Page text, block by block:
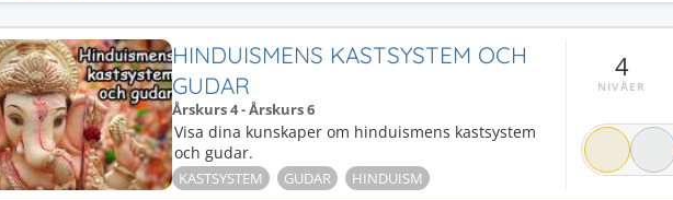
HINDUISMENS KASTSYSTEM OCH
GUDAR
Årskurs 4 - Årskurs 6
Visa dina kunskaper om hinduismens kastsystem
och gudar.
KASTSYSTEM GUDAR HINDUISM
4
NIVÅER